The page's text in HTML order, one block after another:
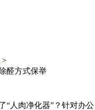
>
醛方式保举
人肉净化器”？针对办公